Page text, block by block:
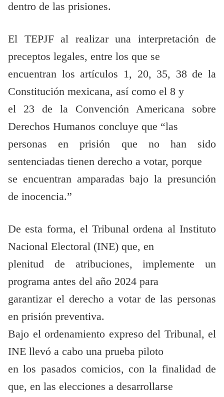
dentro de las prisiones.
El TEPJF al realizar una interpretación de
preceptos legales, entre los que se
encuentran los artículos 1, 20, 35, 38 de la
Constitución mexicana, así como el 8 y
el 23 de la Convención Americana sobre
Derechos Humanos concluye que “las
personas en prisión que no han sido
sentenciadas tienen derecho a votar, porque
se encuentran amparadas bajo la presunción
de inocencia.”
De esta forma, el Tribunal ordena al Instituto
Nacional Electoral (INE) que, en
plenitud de atribuciones, implemente un
programa antes del año 2024 para
garantizar el derecho a votar de las personas
en prisión preventiva.
Bajo el ordenamiento expreso del Tribunal, el
INE llevó a cabo una prueba piloto
en los pasados comicios, con la finalidad de
que, en las elecciones a desarrollarse